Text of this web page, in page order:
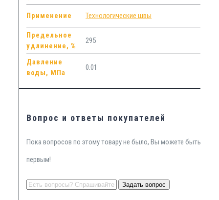
Применение Технологические швы
Предельное
удлинение, %
295
Давление
воды, МПа
0.01
Вопрос и ответы покупателей
Пока вопросов по этому товару не было, Вы можете быть
первым!